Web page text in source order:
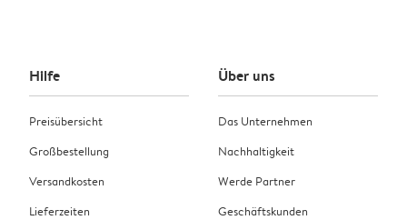
Hilfe
Preisübersicht
Großbestellung
Versandkosten
Lieferzeiten
Über uns
Das Unternehmen
Nachhaltigkeit
Werde Partner
Geschäftskunden